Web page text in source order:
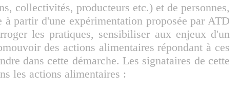
collectivités, producteurs etc.) et de personnes,
partir d'une expérimentation proposée par ATD
les pratiques, sensibiliser aux enjeux d'un
des actions alimentaires répondant à ces
dans cette démarche. Les signataires de cette
les actions alimentaires :